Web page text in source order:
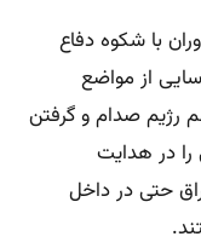
با شكوه دفاع
از مواضع
رژیم صدام و گرفتن
در هدایت
حتی در داخل